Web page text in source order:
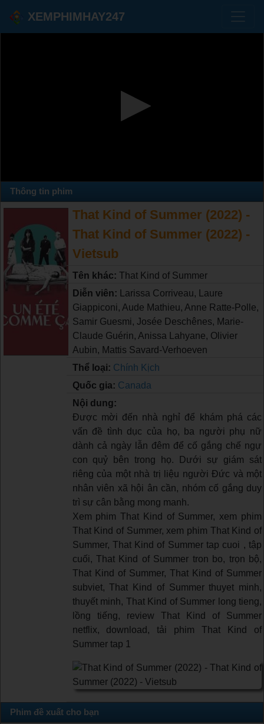
XEMPHIMHAY247
Thông tin phim
That Kind of Summer (2022) -
That Kind of Summer (2022) -
Vietsub
Tên khác: That Kind of Summer
Diễn viên:
Larissa Corriveau, Laure
Giappiconi, Aude Mathieu, Anne Ratte-Polle,
Samir Guesmi, Josée Deschênes, Marie-
Claude Guérin, Anissa Lahyane, Olivier
Aubin, Mattis Savard-Verhoeven
Thể loại: Chính Kịch
Quốc gia: Canada
Nội dung:
Được mời đến nhà nghỉ để khám phá các
vấn đề tình dục của họ, ba người phụ nữ
dành cả ngày lẫn đêm để cố gắng chế ngự
con quỷ bên trong họ. Dưới sự giám sát
riêng của một nhà trị liệu người Đức và một
nhân viên xã hội ân cần, nhóm cố gắng duy
trì sự cân bằng mong manh.
Xem phim That Kind of Summer, xem phim
That Kind of Summer, xem phim That Kind of
Summer, That Kind of Summer tap cuoi , tập
cuối, That Kind of Summer tron bo, trọn bộ,
That Kind of Summer, That Kind of Summer
subviet, That Kind of Summer thuyet minh,
thuyết minh, That Kind of Summer long tieng,
lồng tiếng, review That Kind of Summer
netflix, download, tải phim That Kind of
Summer tap 1
Phim đề xuất cho bạn